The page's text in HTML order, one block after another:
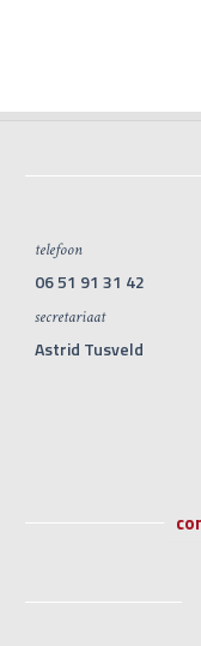
telefoon
06 51 91 31 42
secretariaat
Astrid Tusveld